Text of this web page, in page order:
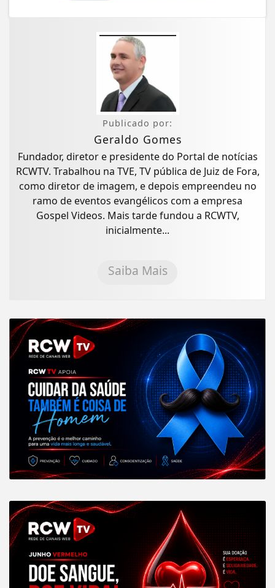
Publicado por:
Geraldo Gomes
Fundador, diretor e presidente do Portal de notícias
RCWTV. Trabalhou na TVE, TV pública de Juiz de Fora,
como diretor de imagem, e depois empreendeu no
ramo de eventos evangélicos com a empresa
Gospel Videos. Mais tarde fundou a RCWTV,
inicialmente...
Saiba Mais